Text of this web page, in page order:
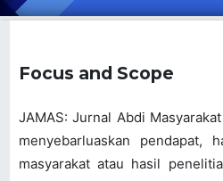
Focus and Scope
JAMAS: Jurnal Abdi
menyebarluaskan pendapat,
masyarakat atau hasil